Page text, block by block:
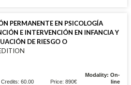
PERMANENTE EN PSICOLOGÍA
E INTERVENCIÓN EN INFANCIA Y
DE RIESGO O
Credits: 60.00 Price: 890€
Modality: On-
line